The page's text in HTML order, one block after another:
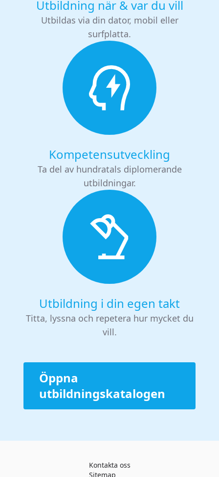
Utbildning när & var du vill
Utbildas via din dator, mobil eller
surfplatta.
Kompetensutveckling
Ta del av hundratals diplomerande
utbildningar.
Utbildning i din egen takt
Titta, lyssna och repetera hur mycket du
vill.
Öppna
utbildningskatalogen
Kontakta oss
Sitemap